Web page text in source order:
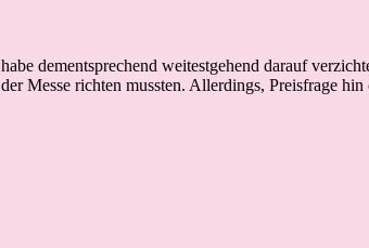
dementsprechend weitestgehend darauf
Messe richten mussten. Allerdings, Preisfrage